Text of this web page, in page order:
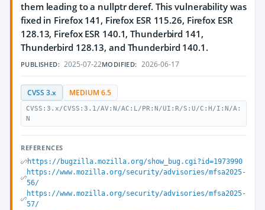
them leading to a nullptr deref. This vulnerability was
fixed in Firefox 141, Firefox ESR 115.26, Firefox ESR
128.13, Firefox ESR 140.1, Thunderbird 141,
Thunderbird 128.13, and Thunderbird 140.1.
PUBLISHED: 2025-07-22MODIFIED: 2026-06-17
CVSS 3.x MEDIUM 6.5
CVSS:3.x/CVSS:3.1/AV:N/AC:L/PR:N/UI:R/S:U/C:H/I:N/A:
N
REFERENCES
https://bugzilla.mozilla.org/show_bug.cgi?id=1973990
https://www.mozilla.org/security/advisories/mfsa2025-
56/
https://www.mozilla.org/security/advisories/mfsa2025-
57/